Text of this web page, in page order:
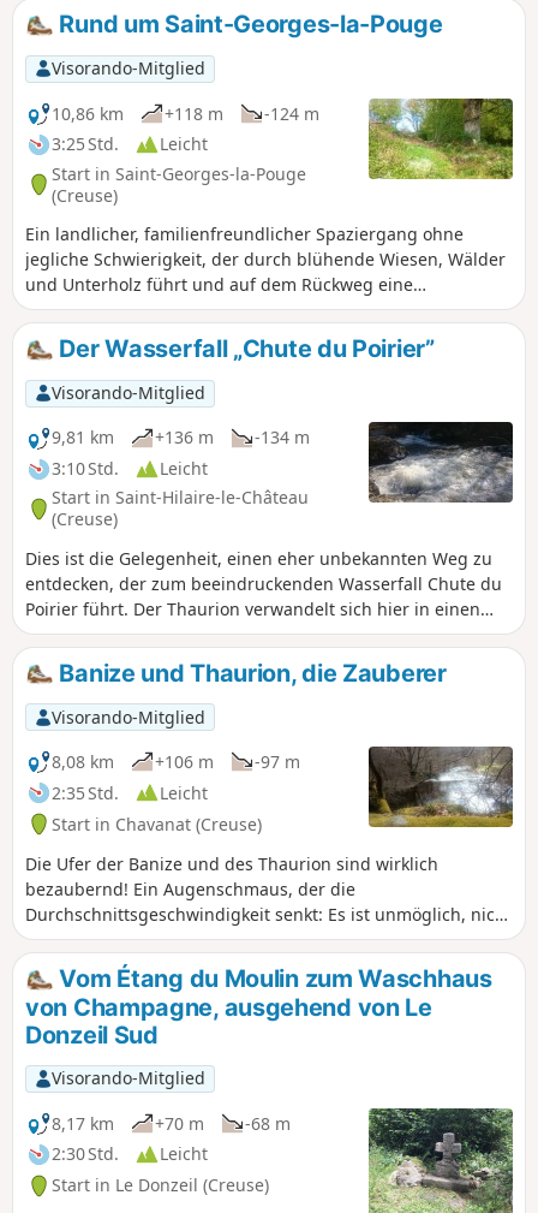
Rund um Saint-Georges-la-Pouge
Visorando-Mitglied
10,86 km
+118 m
-124 m
3:25 Std.
Leicht
Start in Saint-Georges-la-Pouge
(Creuse)
Ein landlicher, familienfreundlicher Spaziergang ohne
jegliche Schwierigkeit, der durch blühende Wiesen, Wälder
und Unterholz führt und auf dem Rückweg eine
Römerstraße nimmt. Man durchquert Weiler, betrachtet die
Gärten und folgt Pfaden, Wegen oder kleinen Straßen. Man
begegnet Kühen, Pferden, Hühnern und sogar einigen
Zwergziegen.
Der Wasserfall „Chute du Poirier”
Visorando-Mitglied
9,81 km
+136 m
-134 m
3:10 Std.
Leicht
Start in Saint-Hilaire-le-Château
(Creuse)
Dies ist die Gelegenheit, einen eher unbekannten Weg zu
entdecken, der zum beeindruckenden Wasserfall Chute du
Poirier führt. Der Thaurion verwandelt sich hier in einen
sprudelnden Fluss, der über große Granitblöcke fließt. Auf
diesem Spaziergang überqueren Sie zwei Stege über den
Thaurion, kommen an zwei Zwillingsseen vorbei, wandern
auf Wegen durch Wälder und Unterholz oder spazieren
über Wiesen.
Banize und Thaurion, die Zauberer
Visorando-Mitglied
8,08 km
+106 m
-97 m
2:35 Std.
Leicht
Start in Chavanat (Creuse)
Die Ufer der Banize und des Thaurion sind wirklich
bezaubernd! Ein Augenschmaus, der die
Durchschnittsgeschwindigkeit senkt: Es ist unmöglich, nicht
immer wieder anzuhalten, um den Lauf dieser beiden
Flüsse, die balancierenden Granitblöcke oder den kleinen
Wasserfall zu bewundern, der sich wie ein großer
Wasserfall gibt.
Vom Étang du Moulin zum Waschhaus
von Champagne, ausgehend von Le
Donzeil Sud
Visorando-Mitglied
8,17 km
+70 m
-68 m
2:30 Std.
Leicht
Start in Le Donzeil (Creuse)